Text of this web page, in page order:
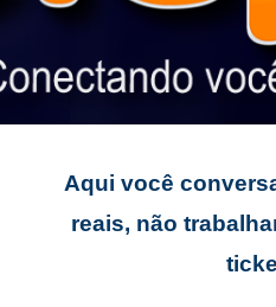
Aqui você
reais, não